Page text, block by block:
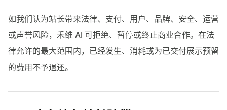
如我们认为站长带来法律、支付、用户、品牌、安全、运营
或声誉风险，禾维 AI 可拒绝、暂停或终止商业合作。在法
律允许的最大范围内，已经发生、消耗或为已交付展示预留
的费用不予退还。